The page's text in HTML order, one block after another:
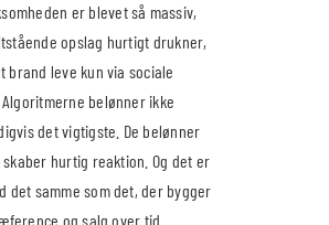
er blevet så massiv,
opslag hurtigt drukner,
brand leve kun via sociale
belønner ikke
det vigtigste. De belønner
hurtig reaktion. Og det er
det samme som det, der bygger
og salg over tid.